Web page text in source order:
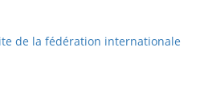
de la fédération internationale